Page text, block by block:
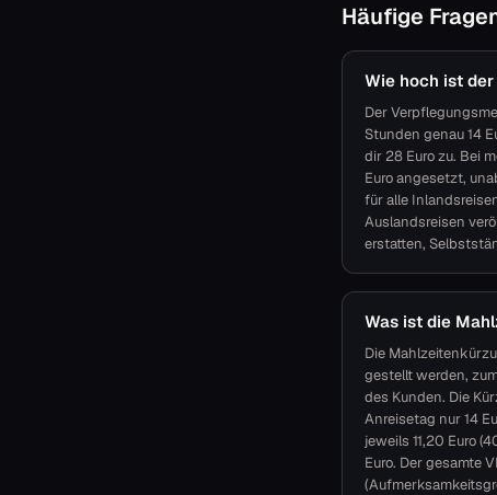
Häufige
Wie hoch ist
Der
Stunden genau 14
dir 28 Euro zu. Bei
Euro angesetzt,
für alle
Auslandsreisen
erstatten,
Was ist die
Die
gestellt werden,
des Kunden. Die
Anreisetag nur 14
jeweils 11,20 Euro
Euro. Der gesamte